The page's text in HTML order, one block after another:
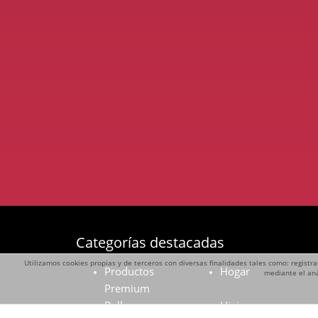
Categorías destacadas
Productos
Premium
Hogar
Belleza
Higiene
Utilizamos cookies propias y de terceros con diversas finalidades tales como:
mediante el